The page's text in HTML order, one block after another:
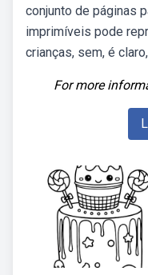
conjunto de páginas
imprimíveis pode
crianças, sem, é
For more